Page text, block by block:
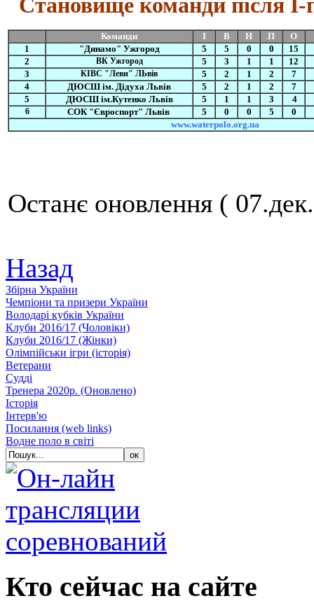
Команди І В Н П
О
1
"Динамо" Ужгород 5 5 0 0
15
2
ВК Ужгород 5 3 1 1
12
3
КІВС "Леви" ЛЬвів 5 2 1 2
7
4
ДЮСШ ім. Дідуха Львів 5 2 1 2
7
5
ДЮСШ ім.Кутенко Львів 5 1 1 3 4
6 СОК "Євроспорт" Львів 5 0 0 5
0
www.waterpolo.org.ua
Останє оновлення (
Назад
Збiрна України
Чемпіони та призери України
Володарі кубків України
Клуби 2016/17 (Чоловiки)
Клуби 2016/17 (Жiнки)
Олімпійськи ігри (історія)
Ветерани
Судді
Тренера 2020р. (Оновлено)
Історія
Iнтерв'ю
Посилання (web links)
Водне поло в світі
Кто сейчас на сайте